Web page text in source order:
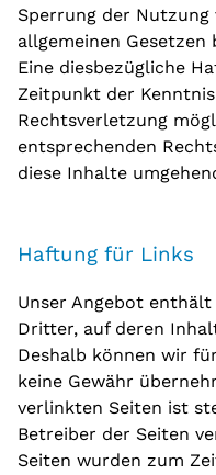
Sperrung der
allgemeinen
Eine diesbezügliche
Zeitpunkt der
Rechtsverletzung
entsprechenden
diese Inhalte
Haftung für Links
Unser Angebot
Dritter, auf deren
Deshalb können wir
keine Gewähr
verlinkten Seiten ist
Betreiber der Seiten
Seiten wurden zum